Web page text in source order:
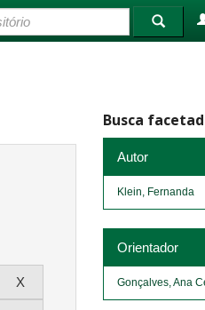
Busca
Autor
Klein, Fernanda
Orientador
Gonçalves, Ana